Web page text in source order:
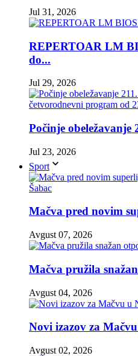
Jul 31, 2026
REPERTOAR LM
do...
Jul 29, 2026
Počinje obeležavanje
Jul 23, 2026
Sport
Mačva pred novim
Avgust 07, 2026
Mačva pružila
Avgust 04, 2026
Novi izazov za
Avgust 02, 2026